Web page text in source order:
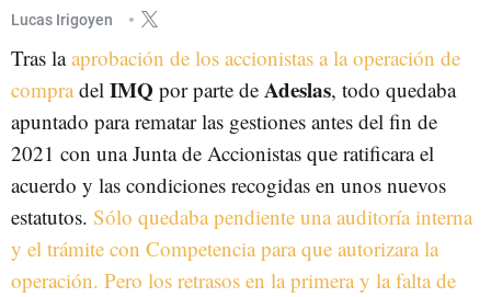
Lucas Irigoyen
Tras laaprobación de los accionistas a la operación de
compradel IMQ por parte de Adeslas, todo quedaba
apuntado para rematar las gestiones antes del fin de
2021 con una Junta de Accionistas que ratificara el
acuerdo y las condiciones recogidas en unos nuevos
estatutos. Sólo quedaba pendiente una auditoría interna
y el trámite con Competencia para que autorizara la
operación. Pero los retrasos en la primera y la falta de